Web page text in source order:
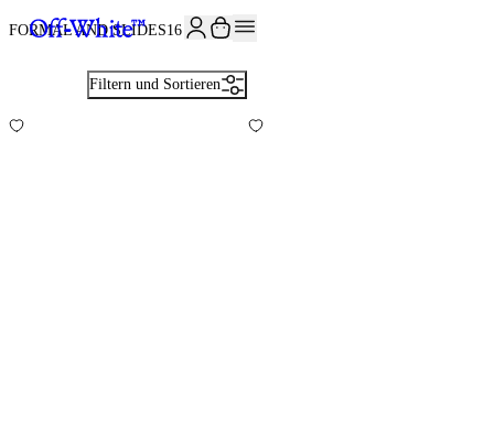
FORMAL AND SLIDES16
Filtern und Sortieren